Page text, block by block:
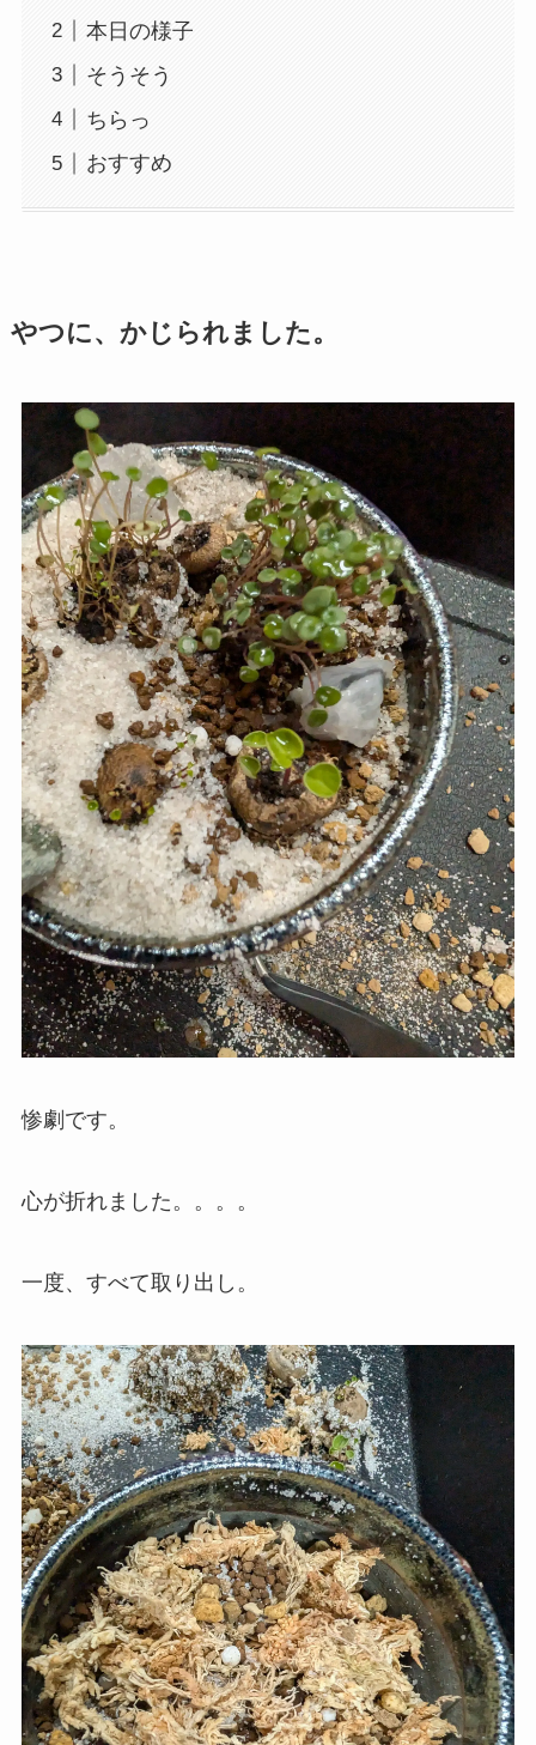
本日の様子
そうそう
ちらっ
おすすめ
やつに、かじられました。
惨劇です。
心が折れました。。。。
一度、すべて取り出し。